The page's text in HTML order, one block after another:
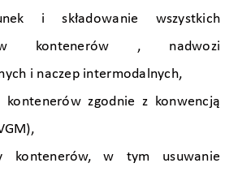
i składowanie wszystkich
kontenerów , nadwozi
i naczep intermodalnych,
kontenerów zgodnie z konwencją
kontenerów, w tym usuwanie